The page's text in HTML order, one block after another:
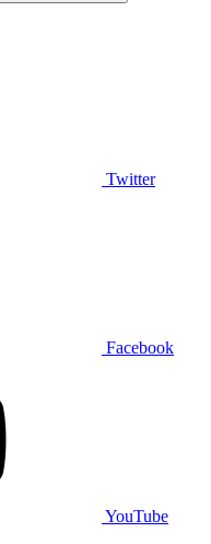
Twitter
Facebook
YouTube